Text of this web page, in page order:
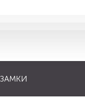
ЗАМКИ